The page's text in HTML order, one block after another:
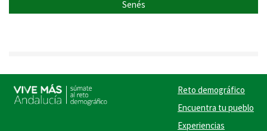
Senés
Reto demográfico
Encuentra tu pueblo
Experiencias